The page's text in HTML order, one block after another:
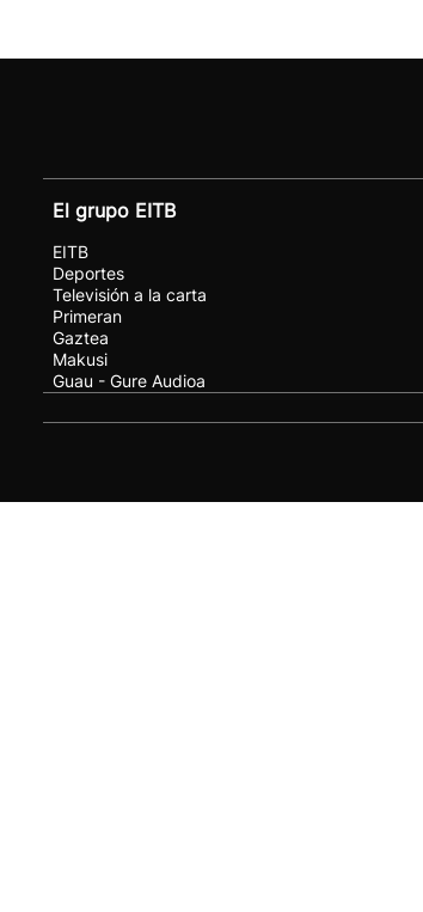
El grupo EITB
EITB
Deportes
Televisión a la carta
Primeran
Gaztea
Makusi
Guau - Gure Audioa